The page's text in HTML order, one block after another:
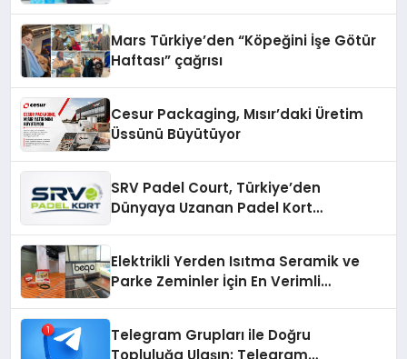
Mars Türkiye’den “Köpeğini İşe Götür
Haftası” çağrısı
Cesur Packaging, Mısır’daki Üretim
Üssünü Büyütüyor
SRV Padel Court, Türkiye’den
Dünyaya Uzanan Padel Kort
Elektrikli Yerden Isıtma Seramik ve
Parke Zeminler İçin En Verimli
Telegram Grupları ile Doğru
Topluluğa Ulaşın: Telegram